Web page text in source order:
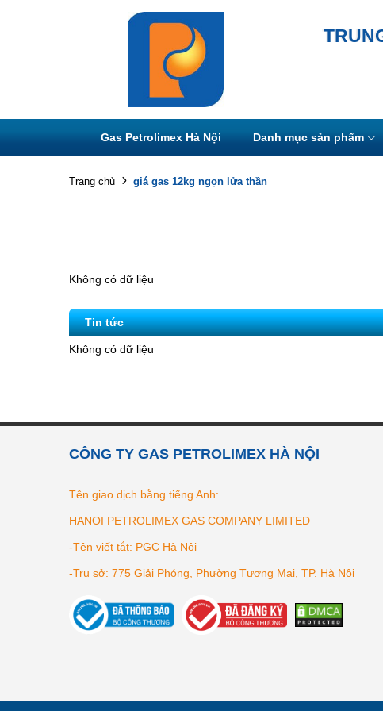
Gas Petrolimex Hà Nội Danh mục sản phẩm
Trang chủ giá gas 12kg ngọn lửa thần
Không có dữ liệu
Tin tức
Không có dữ liệu
CÔNG TY GAS PETROLIMEX HÀ NỘI
Tên giao dịch bằng tiếng Anh:
HANOI PETROLIMEX GAS COMPANY LIMITED
-Tên viết tắt: PGC Hà Nội
-Trụ sở: 775 Giải Phóng, Phường Tương Mai, TP. Hà Nội